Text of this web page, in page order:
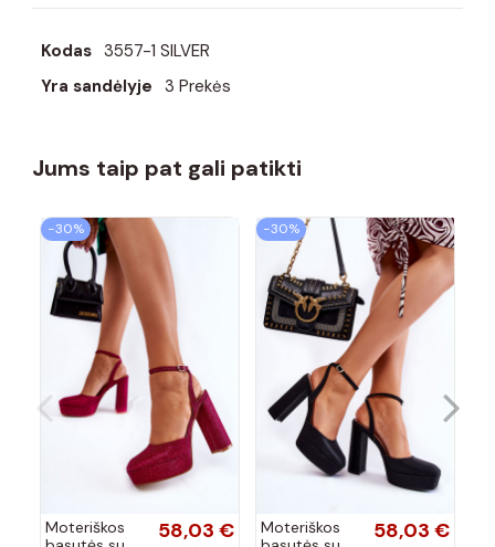
Kodas 3557-1 SILVER
Yra sandėlyje 3 Prekės
Jums taip pat gali patikti
−30%
Moteriškos
58,03 €
−30%
Moteriškos
58,03 €